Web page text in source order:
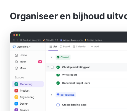
Organiseer en bijhoud